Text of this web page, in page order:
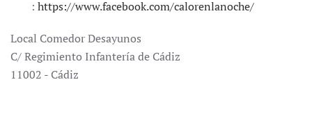
: https://www.facebook.com/calorenlanoche/
Local Comedor Desayunos
C/ Regimiento Infantería de Cádiz
11002 - Cádiz